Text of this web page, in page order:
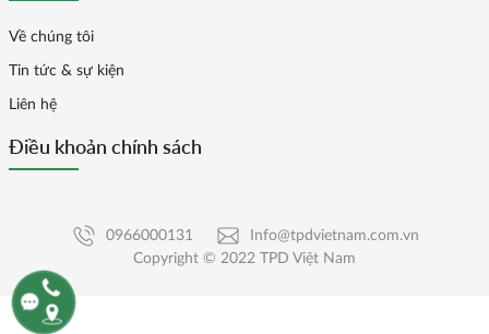
Về chúng tôi
Tin tức & sự kiện
Liên hệ
Điều khoản chính sách
Copyright © 2022 TPD Việt Nam
0966000131 Info@tpdvietnam.com.vn